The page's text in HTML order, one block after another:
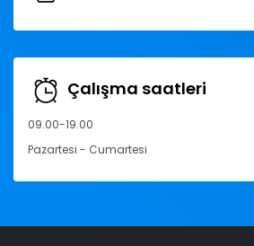
Çalışma saatleri
09.00-19.00
Pazartesi - Cumartesi